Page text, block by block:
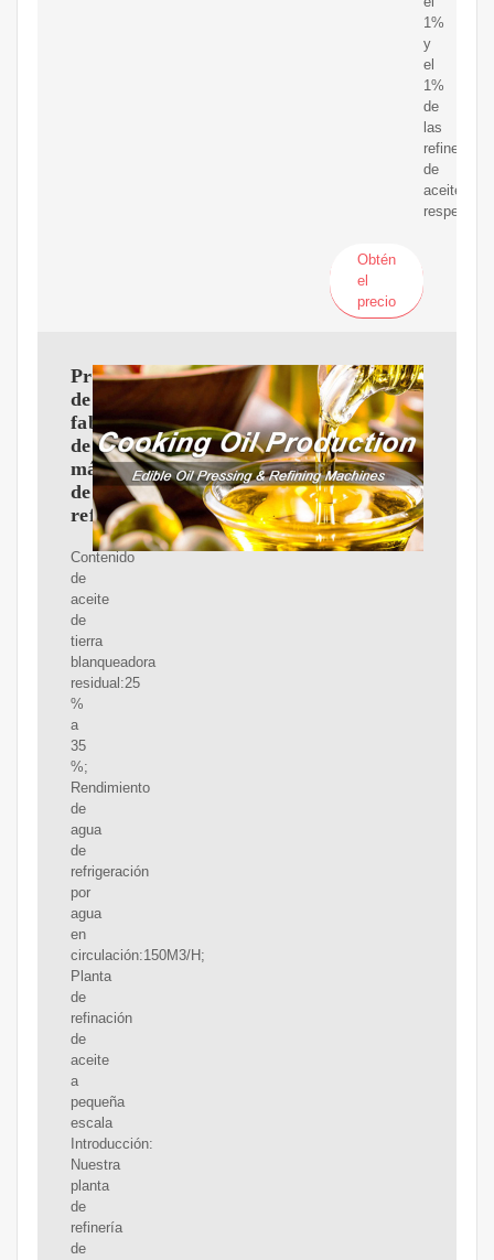
1%
y
el
1%
de
las
refinerías
de
aceite
Obtén
el
precio
Proveedores
de
fabricantes
de
máquinas
de
refinería
Contenido
de
aceite
de
tierra
blanqueadora
residual:25
%
a
35
%;
Rendimiento
de
agua
de
refrigeración
por
agua
en
circulación:150M3/H;
Planta
de
refinación
de
aceite
a
pequeña
escala
Introducción:
Nuestra
planta
de
refinería
de